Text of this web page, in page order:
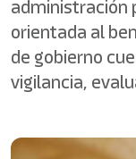
administración
orientada al
de gobierno
vigilancia,